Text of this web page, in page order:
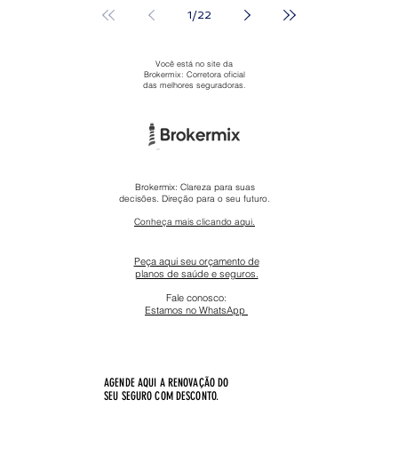
1/22
Você está no site da
Brokermix: Corretora oficial
das melhores seguradoras.
Brokermix: Clareza para suas
decisões. Direção para o seu futuro.
Conheça mais clicando aqui.
Peça aqui seu orçamento de
planos de saúde e seguros.
Fale conosco:
Estamos no WhatsApp ​
AGENDE AQUI A RENOVAÇÃO DO
SEU SEGURO COM DESCONTO.